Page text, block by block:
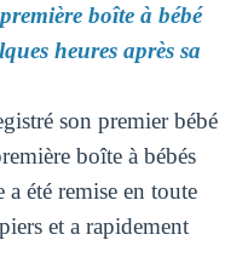
boîte à bébé
heures après sa
son premier bébé
boîte à bébés
été remise en toute
et a rapidement